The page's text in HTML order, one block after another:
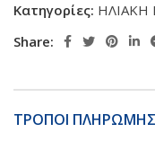
Κατηγορίες: ΗΛΙΑΚΗ
Share:
ΤΡΟΠΟΙ